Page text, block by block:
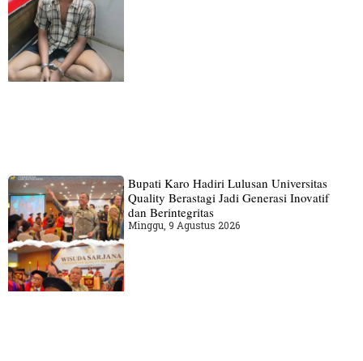
Bupati Karo Hadiri Lulusan Universitas
Quality Berastagi Jadi Generasi Inovatif
dan Berintegritas
Minggu, 9 Agustus 2026